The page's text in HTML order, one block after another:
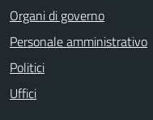
Organi di governo
Personale amministrativo
Politici
Uffici